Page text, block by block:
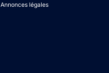
Annonces légales